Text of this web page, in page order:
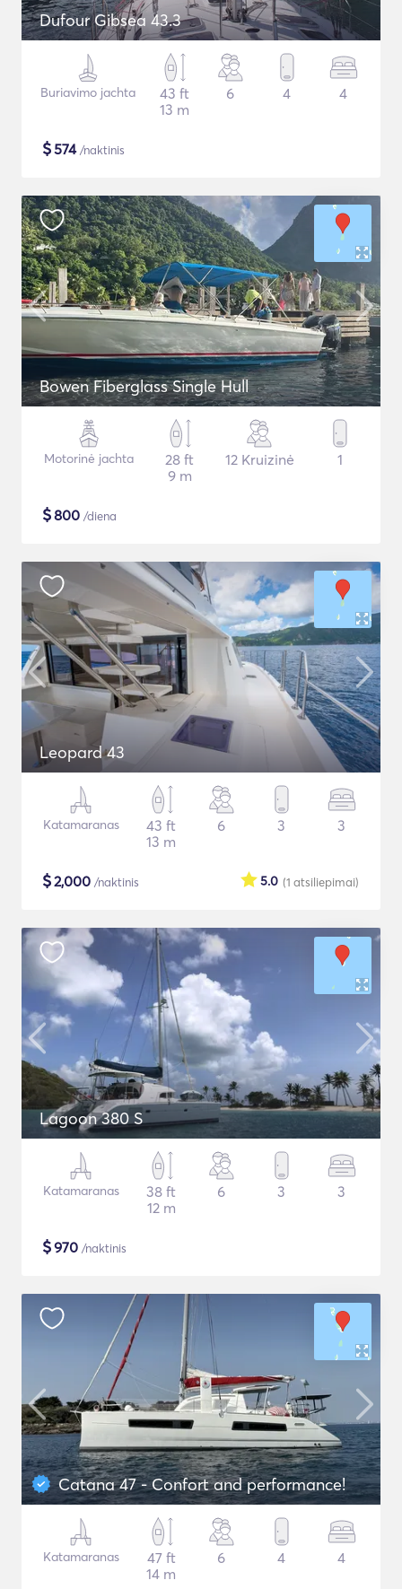
Dufour Gibsea 43.3
Buriavimo jachta
43 ft
13 m
6 4 4
$574/naktinis
Bowen Fiberglass Single Hull
Motorinė jachta
28 ft
9 m
12 Kruizinė 1
$800 /diena
Leopard 43
Katamaranas
43 ft
13 m
6 3 3
$2,000 /naktinis (1 atsiliepimai)
5.0
Lagoon 380 S
Katamaranas
38 ft
12 m
6 3 3
$970 /naktinis
Catana 47 - Confort and performance!
Katamaranas
47 ft
14 m
6 4 4